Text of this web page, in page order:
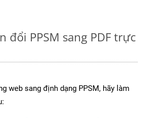
đổi PPSM sang PDF trực
web sang định dạng PPSM, hãy làm